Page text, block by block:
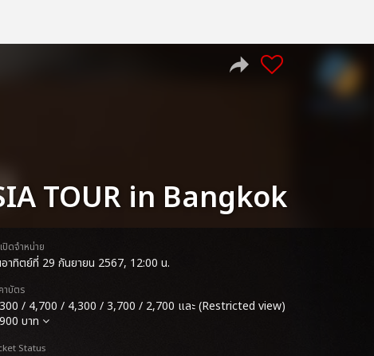
TOUR in Bangkok
ปิดจำหน่าย
าทิตย์ที่ 29 กันยายน 2567, 12:00 น.
าบัตร
/ 4,700 / 4,300 / 3,700 / 2,700 และ (Restricted view)
บาท
Status